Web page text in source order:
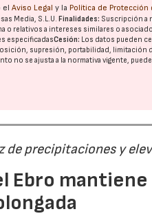
elAviso Legal y la Política de Protección
Media, S.L.U.Finalidades: Suscripción a
o relativos a intereses similares o
especificadasCesión: Los datos pueden
supresión, portabilidad, limitación
no se ajusta a la normativa vigente,
de precipitaciones y
Ebro